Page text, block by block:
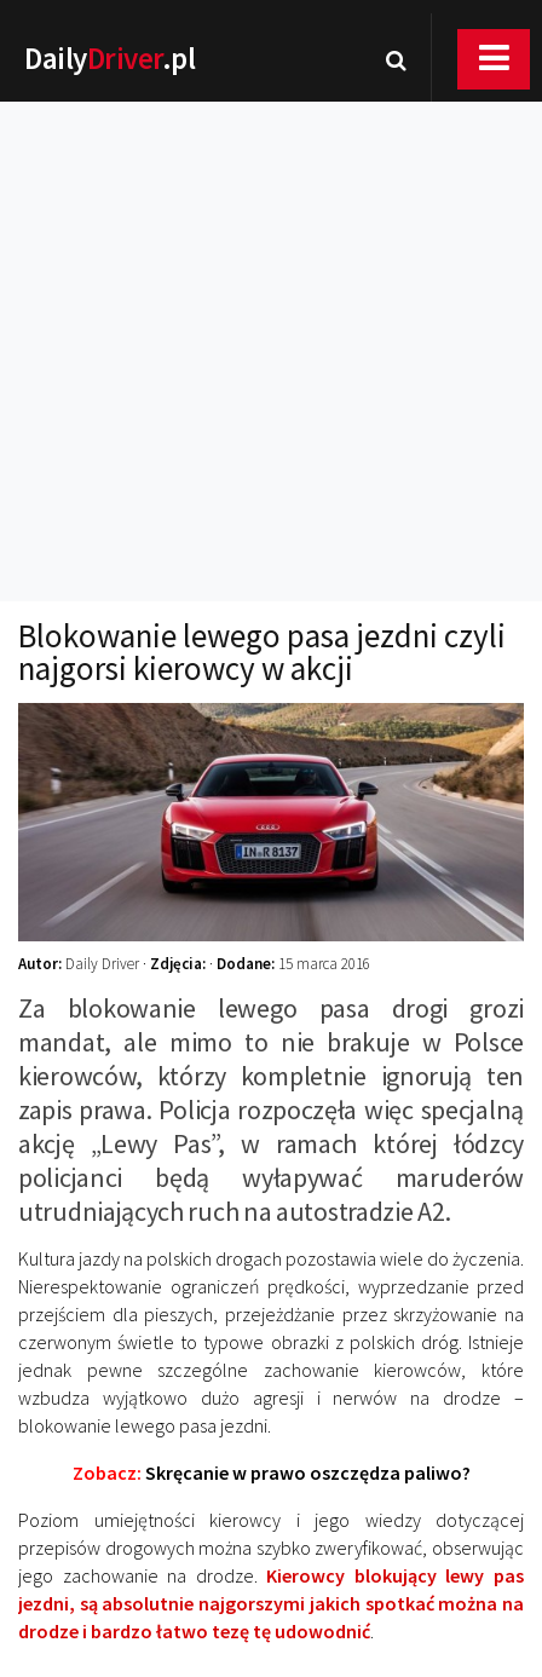
DailyDriver.pl
Technika jazdy
Oświetlenie
Kalkulatory
Przelicznik mocy
Auto z niemiec
Blokowanie lewego pasa jezdni czyli
najgorsi kierowcy w akcji
Autor: Daily Driver · Zdjęcia: · Dodane: 15 marca 2016
Za blokowanie lewego pasa drogi grozi
mandat, ale mimo to nie brakuje w Polsce
kierowców, którzy kompletnie ignorują ten
zapis prawa. Policja rozpoczęła więc specjalną
akcję „Lewy Pas”, w ramach której łódzcy
policjanci będą wyłapywać maruderów
utrudniających ruch na autostradzie A2.
Kultura jazdy na polskich drogach pozostawia wiele do życzenia.
Nierespektowanie ograniczeń prędkości, wyprzedzanie przed
przejściem dla pieszych, przejeżdżanie przez skrzyżowanie na
czerwonym świetle to typowe obrazki z polskich dróg. Istnieje
jednak pewne szczególne zachowanie kierowców, które
wzbudza wyjątkowo dużo agresji i nerwów na drodze –
blokowanie lewego pasa jezdni.
Zobacz: Skręcanie w prawo oszczędza paliwo?
Poziom umiejętności kierowcy i jego wiedzy dotyczącej
przepisów drogowych można szybko zweryfikować, obserwując
jego zachowanie na drodze. Kierowcy blokujący lewy pas
jezdni, są absolutnie najgorszymi jakich spotkać można na
drodze i bardzo łatwo tezę tę udowodnić